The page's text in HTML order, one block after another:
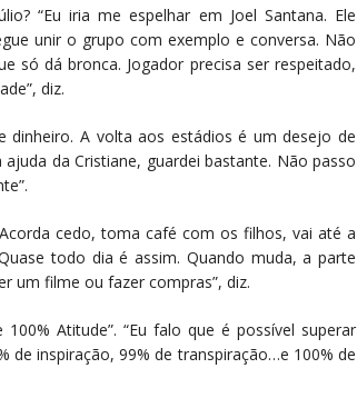
“Eu iria me espelhar em Joel Santana. Ele
unir o grupo com exemplo e conversa. Não
só dá bronca. Jogador precisa ser respeitado,
diz.
dinheiro. A volta aos estádios é um desejo de
da Cristiane, guardei bastante. Não passo
cedo, toma café com os filhos, vai até a
todo dia é assim. Quando muda, a parte
um filme ou fazer compras”, diz.
Atitude”. “Eu falo que é possível superar
de inspiração, 99% de transpiração…e 100% de